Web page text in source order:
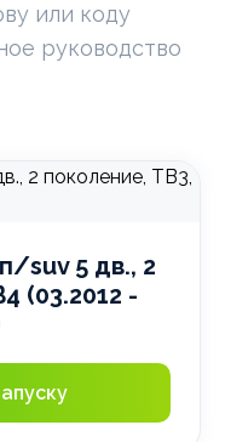
или коду
руководство
suv 5 дв., 2
(03.2012 -